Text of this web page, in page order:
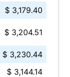
$ 3,179.40
$ 3,204.51
$ 3,230.44
$ 3,144.14